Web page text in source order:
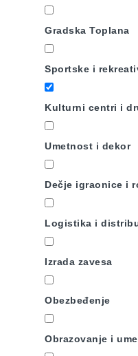
Gradska Toplana
Sportske i
Kulturni centri i
Umetnost i dekor
Dečje igraonice i
Logistika i
Izrada zavesa
Obezbeđenje
Obrazovanje i